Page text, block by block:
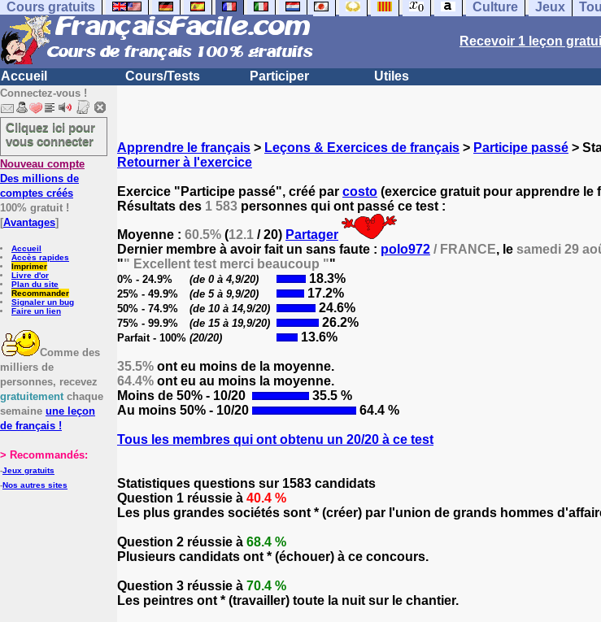
Cours gratuits Culture Jeux
Recevoir 1 leçon
Accueil Cours/Tests Participer Utiles
Connectez-vous !
Cliquez ici pour
vous connecter
Nouveau compte
Des millions de
comptes créés
100% gratuit !
[Avantages]
Accueil
Accès rapides
Imprimer
Livre d'or
Plan du site
Recommander
Signaler un bug
Faire un lien
Comme des
milliers de
personnes, recevez
gratuitementchaque
semaine une leçon
de français !
> Recommandés:
-Jeux gratuits
-Nos autres sites
Apprendre le français > Leçons & Exercices de français > Participe passé >
Retourner à l'exercice
Exercice "Participe passé", créé par costo (exercice gratuit pour apprendre le
Résultats des 1 583 personnes qui ont passé ce test :
Moyenne : 60.5% (12.1 / 20) Partager
Dernier membre à avoir fait un sans faute : polo972 / FRANCE, le samedi 29
"" Excellent test merci beaucoup ""
0% - 24.9% (de 0 à 4,9/20) 18.3%
25% - 49.9% (de 5 à 9,9/20) 17.2%
50% - 74.9% (de 10 à 14,9/20) 24.6%
75% - 99.9% (de 15 à 19,9/20) 26.2%
Parfait - 100% (20/20) 13.6%
35.5% ont eu moins de la moyenne.
64.4% ont eu au moins la moyenne.
Moins de 50% - 10/20
35.5 %
Au moins 50% - 10/20
64.4 %
Tous les membres qui ont obtenu un 20/20 à ce test
Statistiques questions sur 1583 candidats
Question 1 réussie à 40.4 %
Les plus grandes sociétés sont * (créer) par l'union de grands hommes
Question 2 réussie à 68.4 %
Plusieurs candidats ont * (échouer) à ce concours.
Question 3 réussie à 70.4 %
Les peintres ont * (travailler) toute la nuit sur le chantier.